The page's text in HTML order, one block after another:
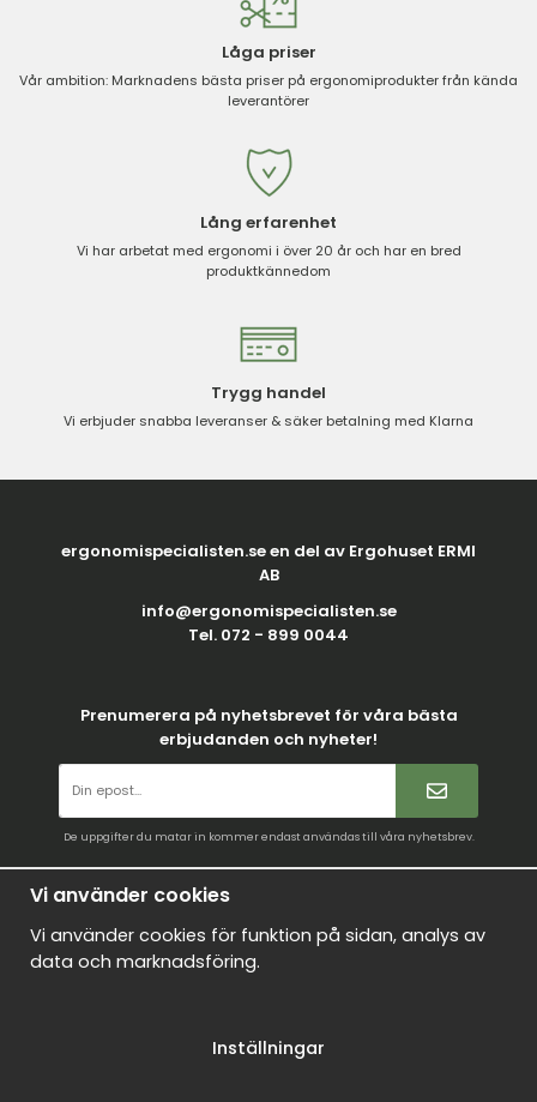
Låga priser
Vår ambition: Marknadens bästa priser på ergonomiprodukter från kända
leverantörer
Lång erfarenhet
Vi har arbetat med ergonomi i över 20 år och har en bred
produktkännedom
Trygg handel
Vi erbjuder snabba leveranser & säker betalning med Klarna
ergonomispecialisten.se en del av Ergohuset ERMI
AB
info@ergonomispecialisten.se
Tel. 072 - 899 0044
Prenumerera på nyhetsbrevet för våra bästa
erbjudanden och nyheter!
De uppgifter du matar in kommer endast användas till våra nyhetsbrev.
Mina favoriter
Logga in
Nyheter
Vi använder cookies
Vi använder cookies för funktion på sidan, analys av
data och marknadsföring.
Inställningar